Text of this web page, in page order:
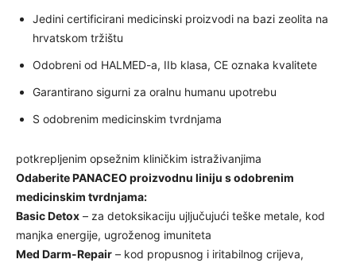
Jedini certificirani medicinski proizvodi na bazi zeolita na
hrvatskom tržištu
Odobreni od HALMED-a, IIb klasa, CE oznaka kvalitete
Garantirano sigurni za oralnu humanu upotrebu
S odobrenim medicinskim tvrdnjama
potkrepljenim opsežnim kliničkim istraživanjima
Odaberite PANACEO proizvodnu liniju s odobrenim
medicinskim tvrdnjama:
Basic Detox – za detoksikaciju ujljučujući teške metale, kod
manjka energije, ugroženog imuniteta
Med Darm-Repair – kod propusnog i iritabilnog crijeva,